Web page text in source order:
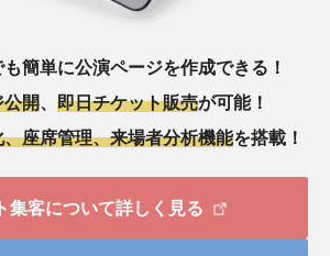
簡単に公演ページを作成できる！
公開
即日チケット販売が可能！
座席管理、来場者分析機能を搭載！
集客について詳しく見る